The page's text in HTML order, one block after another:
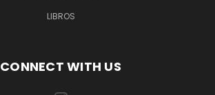
LIBROS
CONNECT WITH US